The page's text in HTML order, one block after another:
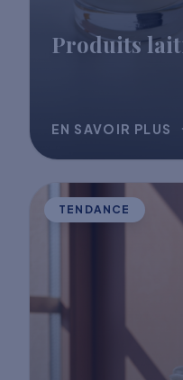
Produits
EN SAVOIR PLUS
TENDANCE